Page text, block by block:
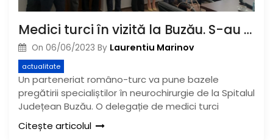
Medici turci în vizită la Buzău. S-au pus bazele unui proiect de perfecționare în domeniul neurochirurgiei
On 06/06/2023 By Laurentiu Marinov
actualitate
Un parteneriat româno-turc va pune bazele
pregătirii specialiștilor în neurochirurgie de la Spitalul
Județean Buzău. O delegație de medici turci
Citește articolul